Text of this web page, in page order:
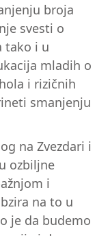
broja
svesti o
tako i u
mladih o
i rizičnih
smanjenju
na Zvezdari i
ozbiljne
i
na to u
je da budemo